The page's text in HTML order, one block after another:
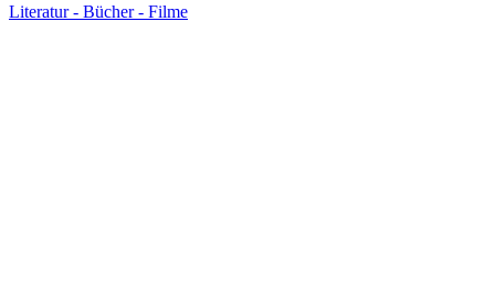
Literatur - Bücher - Filme